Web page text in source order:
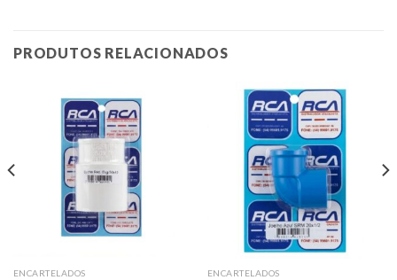
PRODUTOS RELACIONADOS
ENCARTELADOS ENCARTELADOS